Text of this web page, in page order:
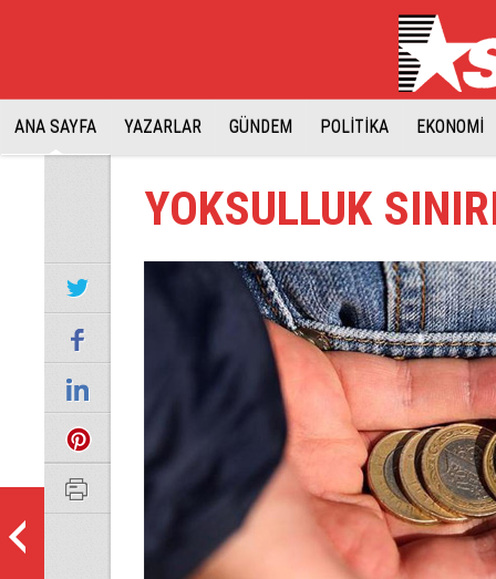
ANA SAYFA YAZARLAR GÜNDEM POLİTİKA EKONOMİ
YOKSULLUK